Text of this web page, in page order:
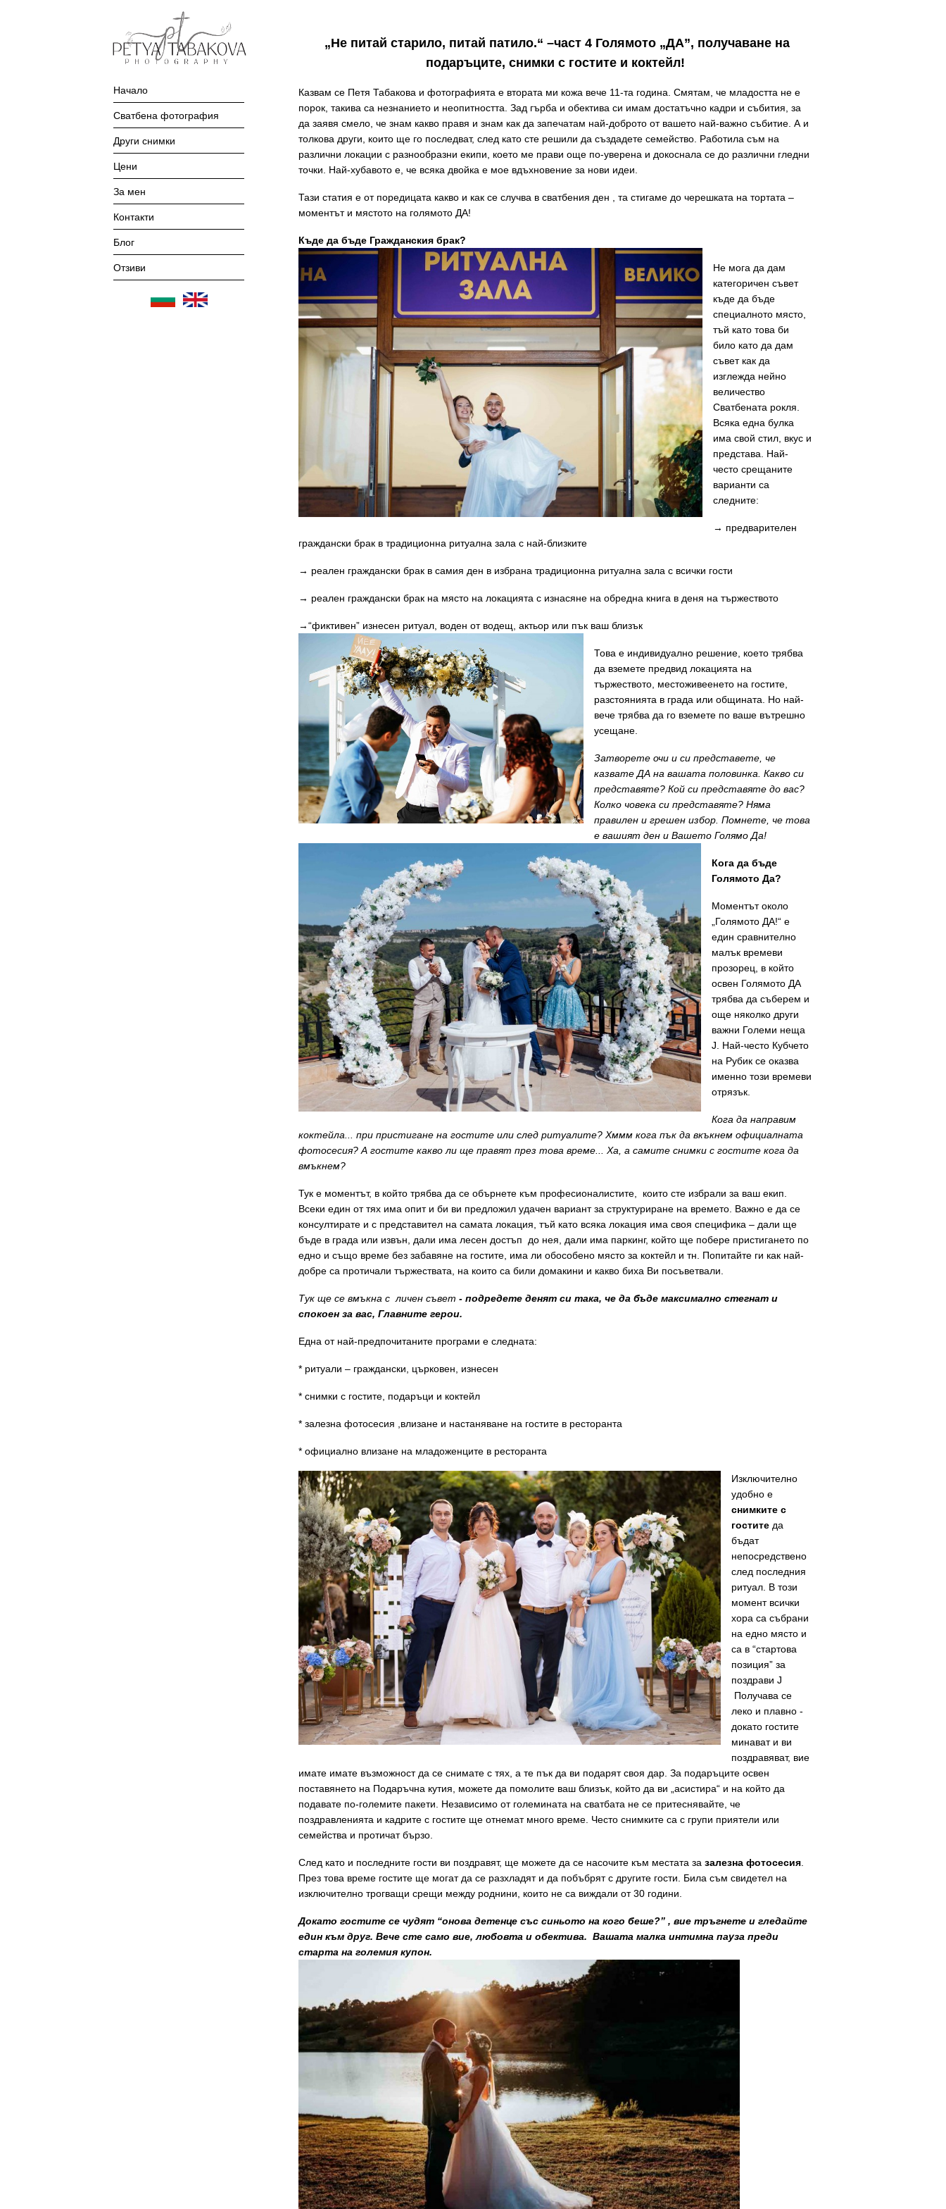
Начало
Сватбена фотография
Други снимки
Цени
За мен
Контакти
Блог
Отзиви
„Не питай старило, питай патило.“ –част 4 Голямото „ДА”, получаване на
подаръците, снимки с гостите и коктейл!
Казвам се Петя Табакова и фотографията е втората ми кожа вече 11-та година. Смятам, че младостта не е
порок, такива са незнанието и неопитността. Зад гърба и обектива си имам достатъчно кадри и събития, за
да заявя смело, че знам какво правя и знам как да запечатам най-доброто от вашето най-важно събитие. А и
толкова други, които ще го последват, след като сте решили да създадете семейство. Работила съм на
различни локации с разнообразни екипи, което ме прави още по-уверена и докоснала се до различни гледни
точки. Най-хубавото е, че всяка двойка е мое вдъхновение за нови идеи.
Тази статия е от поредицата какво и как се случва в сватбения ден , та стигаме до черешката на тортата –
моментът и мястото на голямото ДА!
Къде да бъде Гражданския брак?
Не мога да дам
категоричен съвет
къде да бъде
специалното място,
тъй като това би
било като да дам
съвет как да
изглежда нейно
величество
Сватбената рокля.
Всяка една булка
има свой стил, вкус и
представа. Най-
често срещаните
варианти са
следните:
→ предварителен
граждански брак в традиционна ритуална зала с най-близките
→ реален граждански брак в самия ден в избрана традиционна ритуална зала с всички гости
→ реален граждански брак на място на локацията с изнасяне на обредна книга в деня на тържеството
→“фиктивен” изнесен ритуал, воден от водещ, актьор или пък ваш близък
Това е индивидуално решение, което трябва
да вземете предвид локацията на
тържеството, местоживеенето на гостите,
разстоянията в града или общината. Но най-
вече трябва да го вземете по ваше вътрешно
усещане.
Затворете очи и си представете, че
казвате ДА на вашата половинка . Какво си
представяте? Кой си представяте до вас?
Колко човека си представяте? Няма
правилен и грешен избор. Помнете, че това
е вашият ден и Вашето Голямо Да!
Кога да бъде
Голямото Да?
Моментът около
„Голямото ДА!“ е
един сравнително
малък времеви
прозорец, в който
освен Голямото ДА
трябва да съберем и
още няколко други
важни Големи неща
J. Най-често Кубчето
на Рубик се оказва
именно този времеви
отрязък.
Кога да направим
коктейла... при пристигане на гостите или след ритуалите? Хммм кога пък да вкъкнем официалната
фотосесия? А гостите какво ли ще правят през това време... Ха, а самите снимки с гостите кога да
вмъкнем?
Тук е моментът, в който трябва да се обърнете към професионалистите, които сте избрали за ваш екип.
Всеки един от тях има опит и би ви предложил удачен вариант за структуриране на времето. Важно е да се
консултирате и с представител на самата локация, тъй като всяка локация има своя специфика – дали ще
бъде в града или извън, дали има лесен достъп до нея, дали има паркинг, който ще побере пристигането по
едно и също време без забавяне на гостите, има ли обособено място за коктейл и тн. Попитайте ги как най-
добре са протичали тържествата, на които са били домакини и какво биха Ви посъветвали.
Тук ще се вмъкна с личен съвет - подредете денят си така, че да бъде максимално стегнат и
спокоен за вас, Главните герои.
Една от най-предпочитаните програми е следната:
* ритуали – граждански, църковен, изнесен
* снимки с гостите, подаръци и коктейл
* залезна фотосесия ,влизане и настаняване на гостите в ресторанта
* официално влизане на младоженците в ресторанта
Изключително
удобно е
снимките с
гостите да
бъдат
непосредствено
след последния
ритуал. В този
момент всички
хора са събрани
на едно място и
са в “стартова
позиция” за
поздрави J
Получава се
леко и плавно -
докато гостите
минават и ви
поздравяват, вие
имате имате възможност да се снимате с тях, а те пък да ви подарят своя дар. За подаръците освен
поставянето на Подаръчна кутия, можете да помолите ваш близък, който да ви „асистира“ и на който да
подавате по-големите пакети. Независимо от големината на сватбата не се притеснявайте, че
поздравленията и кадрите с гостите ще отнемат много време. Често снимките са с групи приятели или
семейства и протичат бързо.
След като и последните гости ви поздравят, ще можете да се насочите към местата зазалезна фотосесия
През това време гостите ще могат да се разхладят и да побъбрят с другите гости. Била съм свидетел на
изключително трогващи срещи между роднини, които не са виждали от 30 години.
Докатогоститесе чудят “онова детенце със синьото на кого беше?” ,вие тръгнете и гледайте
един към друг. Вече сте само вие, любовта и обектива. Вашата малка интимна пауза преди
старта на големия купон.